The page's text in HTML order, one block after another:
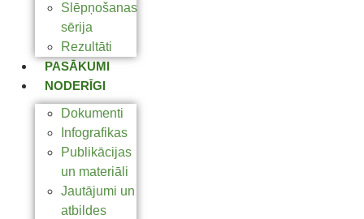
Slēpņošanas
sērija
Rezultāti
PASĀKUMI
NODERĪGI
Dokumenti
Infografikas
Publikācijas
un materiāli
Jautājumi un
atbildes